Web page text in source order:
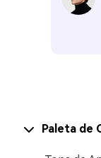
Paleta de